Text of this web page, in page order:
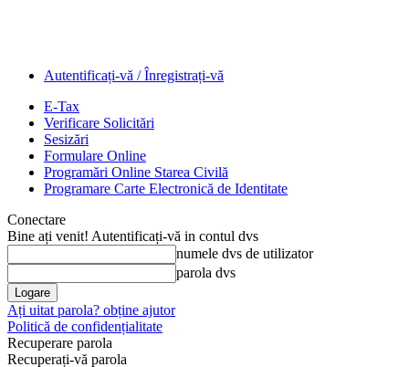
Autentificați-vă / Înregistrați-vă
E-Tax
Verificare Solicitări
Sesizări
Formulare Online
Programări Online Starea Civilă
Programare Carte Electronică de Identitate
Conectare
Bine ați venit! Autentificați-vă in contul dvs
numele dvs de utilizator
parola dvs
Ați uitat parola? obține ajutor
Politică de confidențialitate
Recuperare parola
Recuperați-vă parola